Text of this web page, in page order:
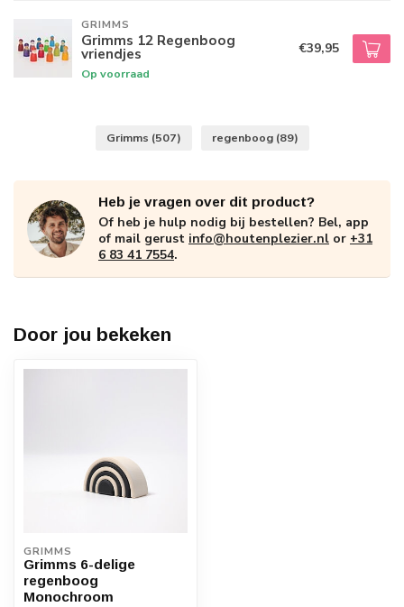
GRIMMS
Grimms 12 Regenboog
vriendjes
Op voorraad
€39,95
Grimms (507) regenboog (89)
Heb je vragen over dit product?
Of heb je hulp nodig bij bestellen? Bel, app
of mail gerust info@houtenplezier.nl or +31
6 83 41 7554.
Door jou bekeken
GRIMMS
Grimms 6-delige
regenboog
Monochroom